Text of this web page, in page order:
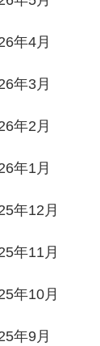
年4月
年3月
年2月
年1月
年12月
年11月
年10月
年9月